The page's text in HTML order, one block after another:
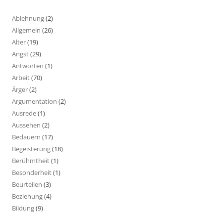
Ablehnung(2)
Allgemein (26)
Alter(19)
Angst(29)
Antworten (1)
Arbeit(70)
Ärger(2)
Argumentation (2)
Ausrede(1)
Aussehen (2)
Bedauern (17)
Begeisterung(18)
Berühmtheit(1)
Besonderheit(1)
Beurteilen (3)
Beziehung(4)
Bildung(9)